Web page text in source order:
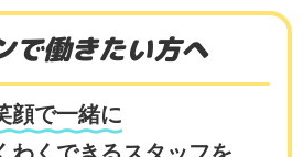
で働きたい方へ
顔で一緒に